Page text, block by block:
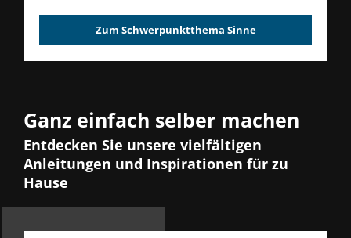
Zum Schwerpunktthema Sinne
Ganz einfach selber machen
Entdecken Sie unsere vielfältigen
Anleitungen und Inspirationen für zu
Hause